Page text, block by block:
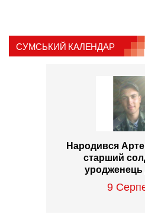
СУМСЬКИЙ КАЛЕНДАР
Народився
старший
9